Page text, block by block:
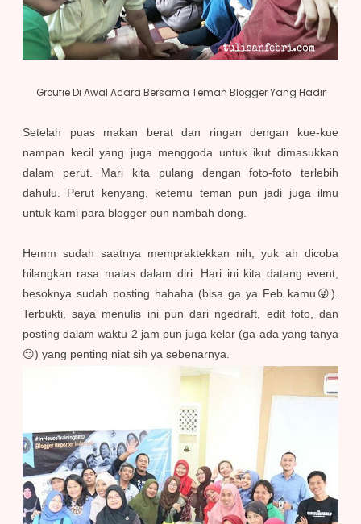
Groufie Di Awal Acara Bersama Teman Blogger Yang Hadir
Setelah puas makan berat dan ringan dengan kue-kue
nampan kecil yang juga menggoda untuk ikut dimasukkan
dalam perut. Mari kita pulang dengan foto-foto terlebih
dahulu. Perut kenyang, ketemu teman pun jadi juga ilmu
untuk kami para blogger pun nambah dong.
Hemm sudah saatnya mempraktekkan nih, yuk ah dicoba
hilangkan rasa malas dalam diri. Hari ini kita datang event,
besoknya sudah posting hahaha (bisa ga ya Feb kamu😜).
Terbukti, saya menulis ini pun dari ngedraft, edit foto, dan
posting dalam waktu 2 jam pun juga kelar (ga ada yang tanya
😏) yang penting niat sih ya sebenarnya.